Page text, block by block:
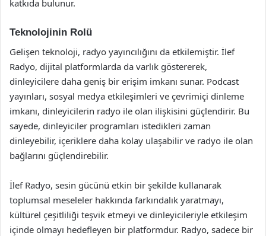
katkıda bulunur.
Teknolojinin Rolü
Gelişen teknoloji, radyo yayıncılığını da etkilemiştir. İlef
Radyo, dijital platformlarda da varlık göstererek,
dinleyicilere daha geniş bir erişim imkanı sunar. Podcast
yayınları, sosyal medya etkileşimleri ve çevrimiçi dinleme
imkanı, dinleyicilerin radyo ile olan ilişkisini güçlendirir. Bu
sayede, dinleyiciler programları istedikleri zaman
dinleyebilir, içeriklere daha kolay ulaşabilir ve radyo ile olan
bağlarını güçlendirebilir.
İlef Radyo, sesin gücünü etkin bir şekilde kullanarak
toplumsal meseleler hakkında farkındalık yaratmayı,
kültürel çeşitliliği teşvik etmeyi ve dinleyicileriyle etkileşim
içinde olmayı hedefleyen bir platformdur. Radyo, sadece bir